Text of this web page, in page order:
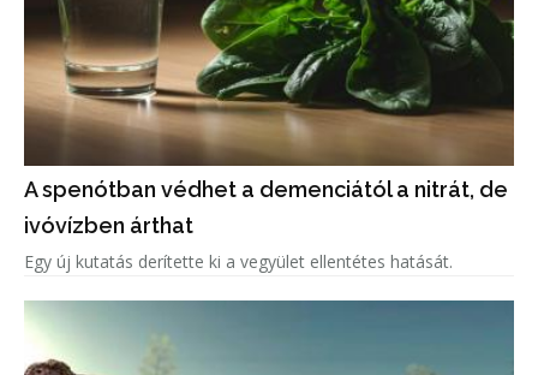
A spenótban védhet a demenciától a nitrát, de
ivóvízben árthat
Egy új kutatás derítette ki a vegyület ellentétes hatását.